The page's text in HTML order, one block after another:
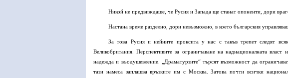
Никой не предвиждаше, че Русия и Запада ще станат опоненти, дори
Настана време разделно, дори невъзможно, в което българския
За това Русия и нейните проксита у нас с такъв трепет следят
Великобритания. Перспективите за ограничаване на наднационалната
надежда и въодушевление. „Драматурзите“ търсят възможност да
тази намеса заплашва връзките им с Москва. Затова почти всички